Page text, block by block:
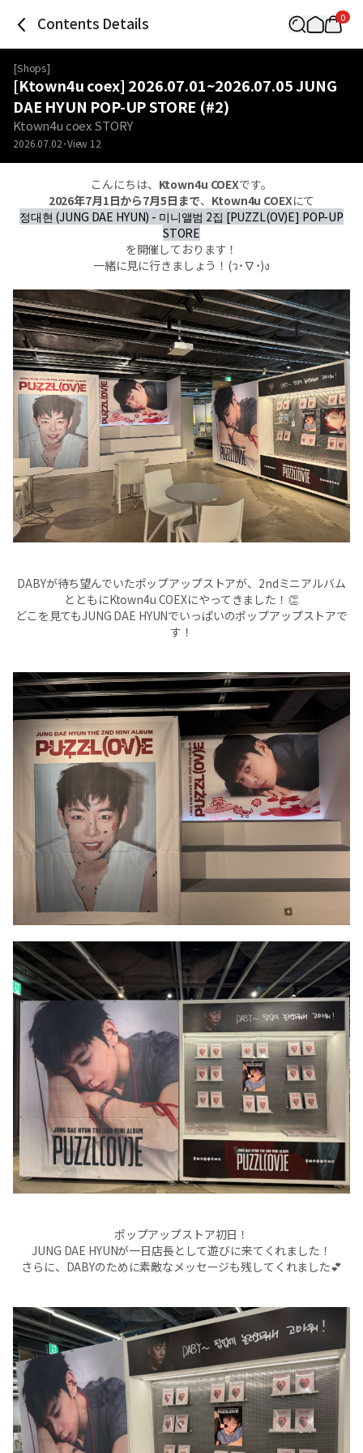
Contents Details 0
[Shops]
[Ktown4u coex] 2026.07.01~2026.07.05 JUNG
DAE HYUN POP-UP STORE (#2)
Ktown4u coex STORY
2026.07.02 View 12
こんにちは、 Ktown4u COEXです。
2026年7月1日から7月5日まで、 Ktown4u COEXにて
정대현 (JUNG DAE HYUN) - 미니앨범 2집 [PUZZL(OV)E] POP-UP
STORE
を開催しております！
一緒に見に行きましょう！(ว˙∇˙)ง
DABYが待ち望んでいたポップアップストアが、2ndミニアルバム
とともにKtown4u COEXにやってきました！👏
どこを見てもJUNG DAE HYUNでいっぱいのポップアップストアで
す！
ポップアップストア初日！
JUNG DAE HYUNが一日店長として遊びに来てくれました！
さらに、DABYのために素敵なメッセージも残してくれました💕